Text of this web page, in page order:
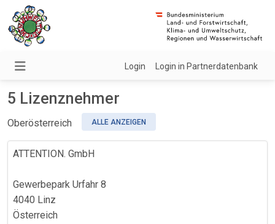
Login Login in Partnerdatenbank
5 Lizenznehmer
Oberösterreich ALLE ANZEIGEN
ATTENTION. GmbH
Gewerbepark Urfahr 8
4040 Linz
Österreich